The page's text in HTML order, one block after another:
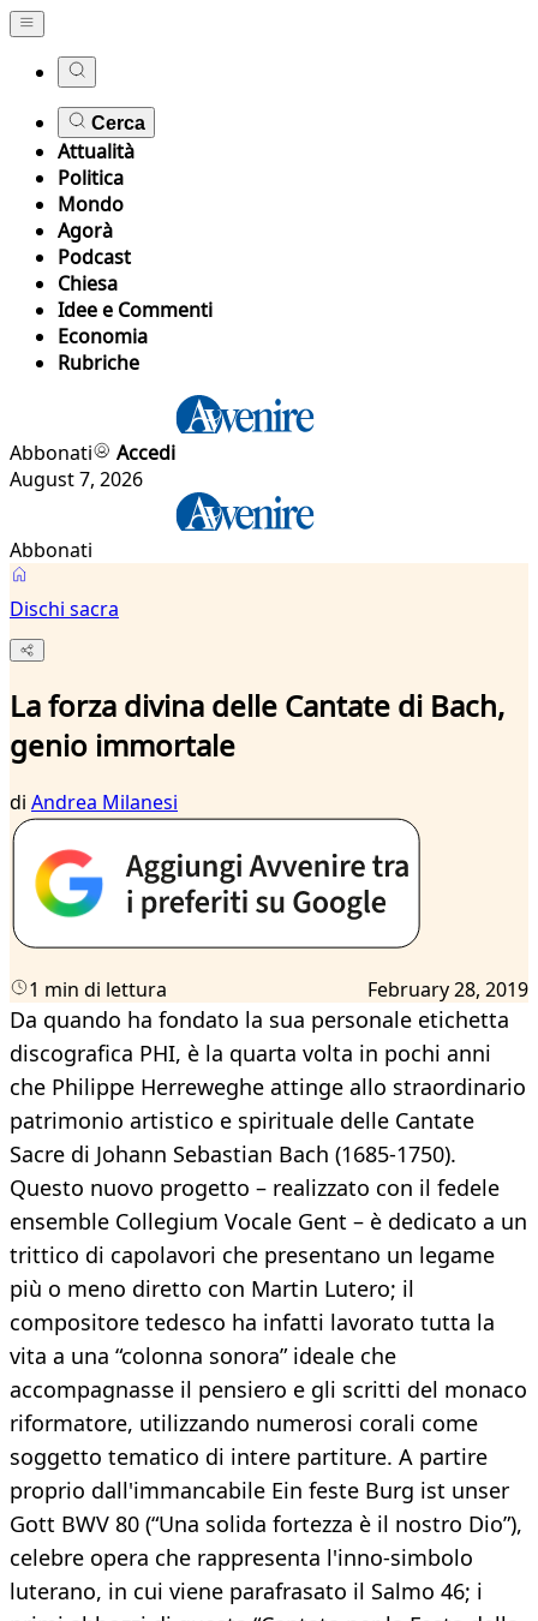
Cerca
Attualità
Politica
Mondo
Agorà
Podcast
Chiesa
Idee e Commenti
Economia
Rubriche
Abbonati
Accedi
August 7, 2026
Abbonati
Dischi sacra
La forza divina delle Cantate di Bach,
genio immortale
di Andrea Milanesi
1 min di lettura February 28, 2019
Da quando ha fondato la sua personale etichetta
discografica PHI, è la quarta volta in pochi anni
che Philippe Herreweghe attinge allo straordinario
patrimonio artistico e spirituale delle Cantate
Sacre di Johann Sebastian Bach (1685-1750).
Questo nuovo progetto – realizzato con il fedele
ensemble Collegium Vocale Gent – è dedicato a un
trittico di capolavori che presentano un legame
più o meno diretto con Martin Lutero; il
compositore tedesco ha infatti lavorato tutta la
vita a una “colonna sonora” ideale che
accompagnasse il pensiero e gli scritti del monaco
riformatore, utilizzando numerosi corali come
soggetto tematico di intere partiture. A partire
proprio dall'immancabile Ein feste Burg ist unser
Gott BWV 80 (“Una solida fortezza è il nostro Dio”),
celebre opera che rappresenta l'inno-simbolo
luterano, in cui viene parafrasato il Salmo 46; i